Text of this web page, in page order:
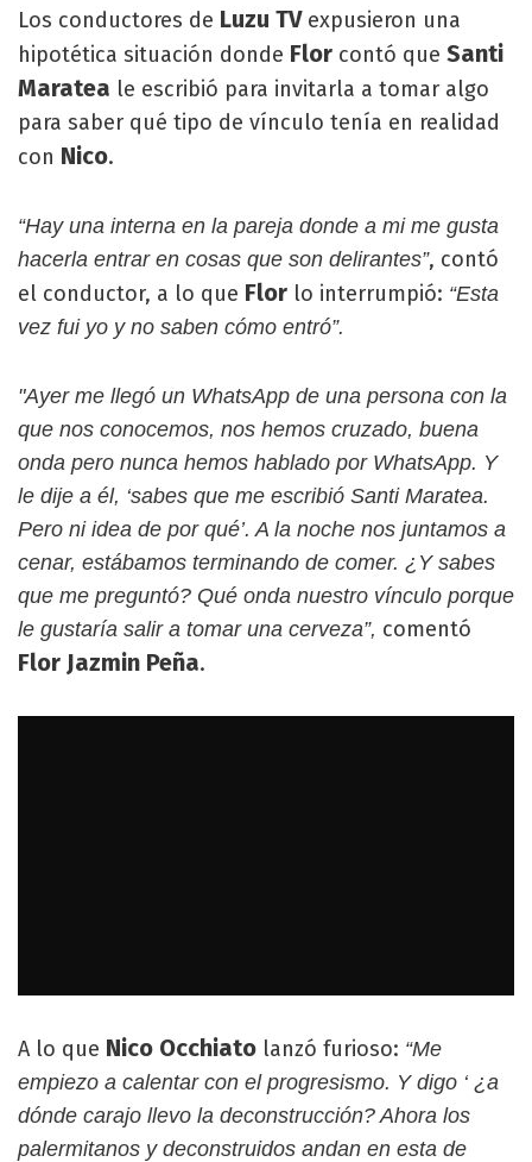
Los conductores de Luzu TVexpusieron una
hipotética situación donde Flor contó que Santi
Maratea le escribió para invitarla a tomar algo
para saber qué tipo de vínculo tenía en realidad
con Nico.
“Hay una interna en la pareja donde a mi me gusta
hacerla entrar en cosas que son delirantes”, contó
el conductor, a lo que Flor lo interrumpió: “Esta
vez fui yo y no saben cómo entró”.
"Ayer me llegó un WhatsApp de una persona con la
que nos conocemos, nos hemos cruzado, buena
onda pero nunca hemos hablado por WhatsApp. Y
le dije a él, ‘sabes que me escribió Santi Maratea.
Pero ni idea de por qué’. A la noche nos juntamos a
cenar, estábamos terminando de comer. ¿Y sabes
que me preguntó? Qué onda nuestro vínculo porque
le gustaría salir a tomar una cerveza”, comentó
Flor Jazmin Peña.
A lo que Nico Occhiato lanzó furioso: “Me
empiezo a calentar con el progresismo. Y digo ‘ ¿a
dónde carajo llevo la deconstrucción? Ahora los
palermitanos y deconstruidos andan en esta de